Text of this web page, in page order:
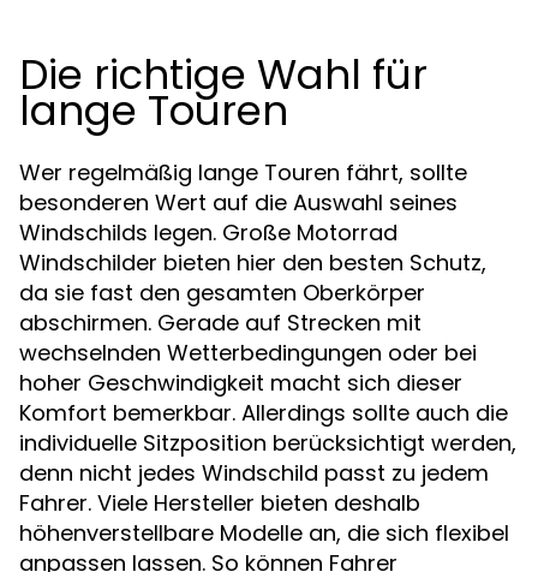
Die richtige Wahl für
lange Touren
Wer regelmäßig lange Touren fährt, sollte
besonderen Wert auf die Auswahl seines
Windschilds legen. Große Motorrad
Windschilder bieten hier den besten Schutz,
da sie fast den gesamten Oberkörper
abschirmen. Gerade auf Strecken mit
wechselnden Wetterbedingungen oder bei
hoher Geschwindigkeit macht sich dieser
Komfort bemerkbar. Allerdings sollte auch die
individuelle Sitzposition berücksichtigt werden,
denn nicht jedes Windschild passt zu jedem
Fahrer. Viele Hersteller bieten deshalb
höhenverstellbare Modelle an, die sich flexibel
anpassen lassen. So können Fahrer